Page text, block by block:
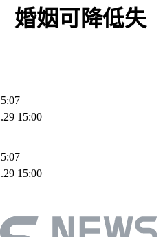
姻可降低失
15:00
15:00